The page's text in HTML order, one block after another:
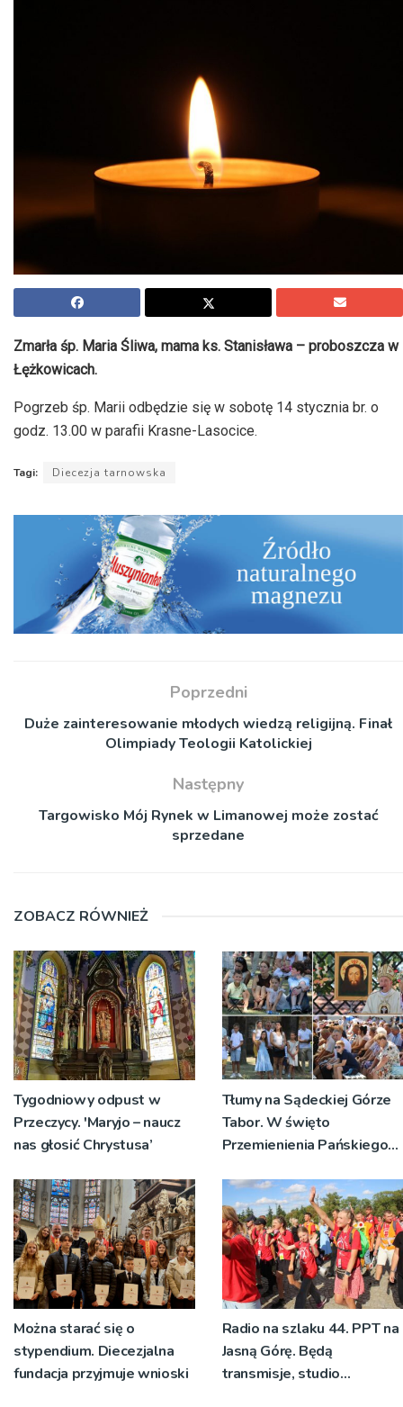
Zmarła śp. Maria Śliwa, mama ks. Stanisława – proboszcza w
Łężkowicach.
Pogrzeb śp. Marii odbędzie się w sobotę 14 stycznia br. o
godz. 13.00 w parafii Krasne-Lasocice.
Tagi: Diecezja tarnowska
Poprzedni
Duże zainteresowanie młodych wiedzą religijną. Finał
Olimpiady Teologii Katolickiej
Następny
Targowisko Mój Rynek w Limanowej może zostać
sprzedane
ZOBACZ RÓWNIEŻ
Tygodniowy odpust w
Przeczycy. 'Maryjo – naucz
nas głosić Chrystusa’
Tłumy na Sądeckiej Górze
Tabor. W święto
Przemienienia Pańskiego
znaczeniu Sakramentów
[ZDJĘCIA]
Można starać się o
stypendium. Diecezjalna
fundacja przyjmuje wnioski
Radio na szlaku 44. PPT na
Jasną Górę. Będą
transmisje, studio